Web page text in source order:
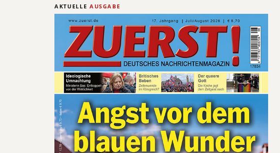
AKTUELLE AUSGABE